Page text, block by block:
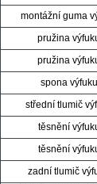
montážní guma
pružina
pružina
spona výfuku
střední tlumič
těsnění
těsnění
zadní tlumič